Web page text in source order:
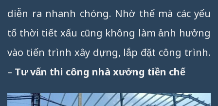
diễn ra nhanh chóng. Nhờ thế mà các yếu
tố thời tiết xấu cũng không làm ảnh hưởng
vào tiến trình xây dựng, lắp đặt công trình.
– Tư vấn thi công nhà xưởng tiền chế